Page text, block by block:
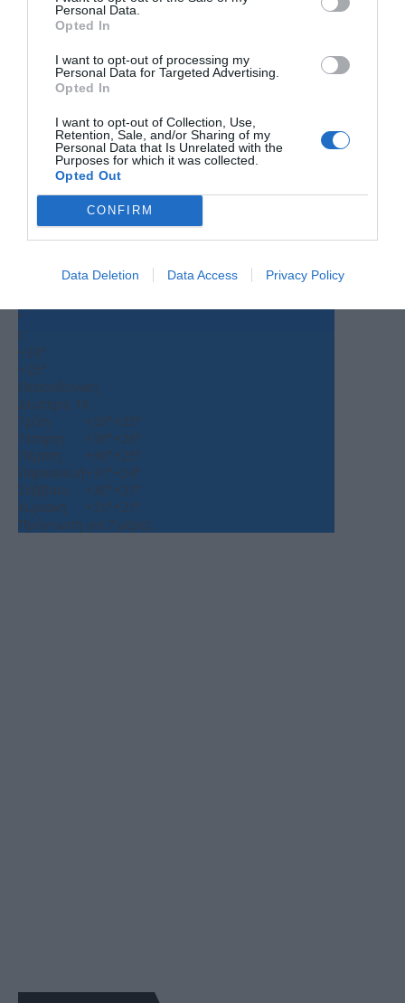
Personal Data.
Opted In
I want to opt-out of processing my
Personal Data for Targeted Advertising.
Opted In
I want to opt-out of Collection, Use,
Retention, Sale, and/or Sharing of my
Personal Data that Is Unrelated with the
Purposes for which it was collected.
Opted Out
CONFIRM
Data Deletion Data Access Privacy Policy
°
C
+33°
+25°
Θεσσαλονίκη
Δευτέρα, 10
Τρίτη
+35°+25°
Τετάρτη
+39°+26°
Πέμπτη
+36°+25°
Παρασκευή+31°+24°
Σάββατο
+30°+21°
Κυριακή
+31°+21°
Πρόγνωση για 7 μέρες